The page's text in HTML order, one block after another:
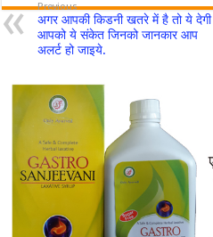
Previous
अगर आपकी किडनी खतरे में है तो ये देगी
आपको ये संकेत जिनको जानकार आप
अलर्ट हो जाइये.